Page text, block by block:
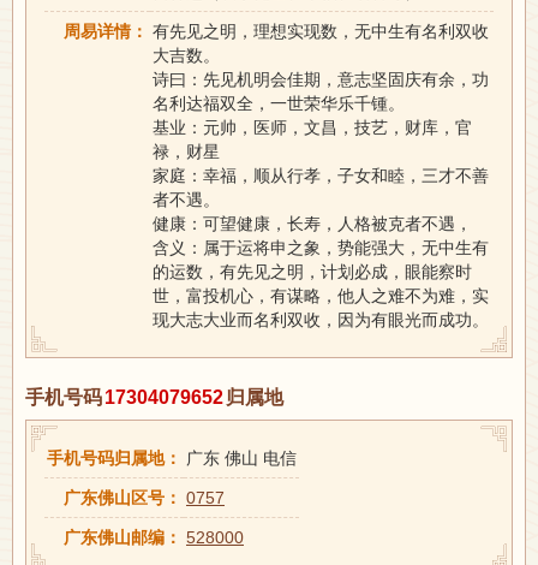
周易详情： 有先见之明，理想实现数，无中生有名利双收
大吉数。
诗曰：先见机明会佳期，意志坚固庆有余，功
名利达福双全，一世荣华乐千锺。
基业：元帅，医师，文昌，技艺，财库，官
禄，财星
家庭：幸福，顺从行孝，子女和睦，三才不善
者不遇。
健康：可望健康，长寿，人格被克者不遇，
含义：属于运将申之象，势能强大，无中生有
的运数，有先见之明，计划必成，眼能察时
世，富投机心，有谋略，他人之难不为难，实
现大志大业而名利双收，因为有眼光而成功。
手机号码17304079652归属地
手机号码归属地： 广东 佛山 电信
广东佛山区号： 0757
广东佛山邮编： 528000